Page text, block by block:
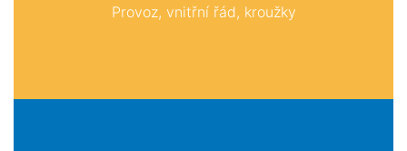
Provoz, vnitřní řád, kroužky